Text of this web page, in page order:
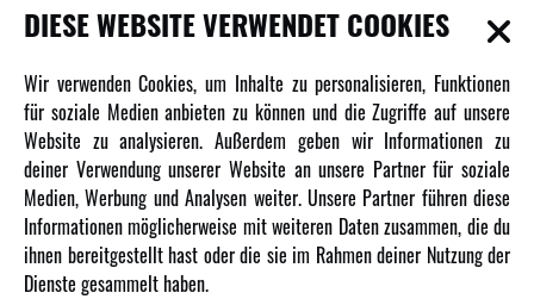
INFORMATIONEN
Newsletter
Über uns
Karriere
Amewi Kataloge
DIESE WEBSITE VERWENDET COOKIES
Wir verwenden Cookies, um Inhalte zu personalisieren, Funktionen
für soziale Medien anbieten zu können und die Zugriffe auf unsere
Website zu analysieren. Außerdem geben wir Informationen zu
deiner Verwendung unserer Website an unsere Partner für soziale
Medien, Werbung und Analysen weiter. Unsere Partner führen diese
Informationen möglicherweise mit weiteren Daten zusammen, die du
ihnen bereitgestellt hast oder die sie im Rahmen deiner Nutzung der
Dienste gesammelt haben.